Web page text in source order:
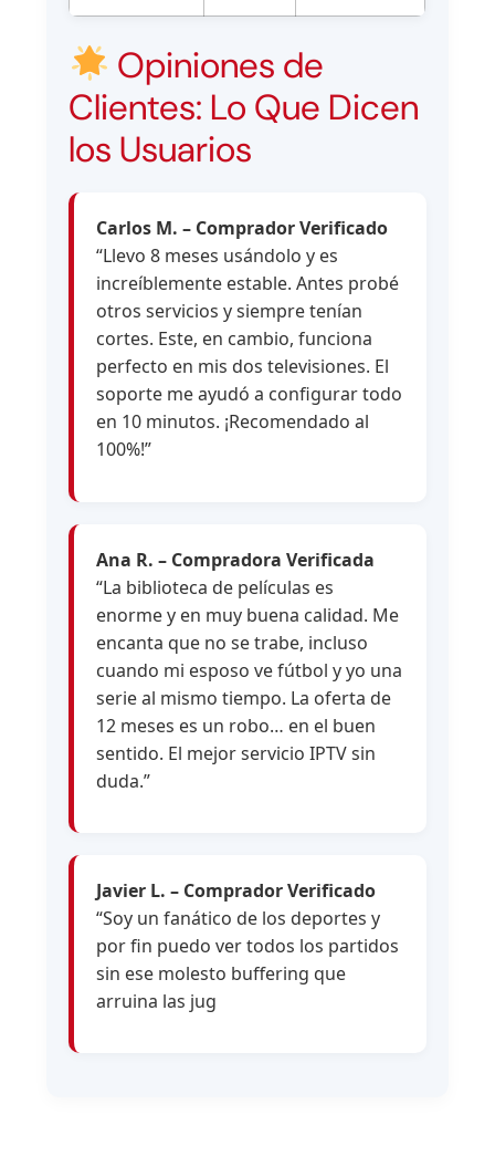
Opiniones de
Clientes: Lo Que Dicen
los Usuarios
Carlos M. – Comprador Verificado
“Llevo 8 meses usándolo y es
increíblemente estable. Antes probé
otros servicios y siempre tenían
cortes. Este, en cambio, funciona
perfecto en mis dos televisiones. El
soporte me ayudó a configurar todo
en 10 minutos. ¡Recomendado al
100%!”
Ana R. – Compradora Verificada
“La biblioteca de películas es
enorme y en muy buena calidad. Me
encanta que no se trabe, incluso
cuando mi esposo ve fútbol y yo una
serie al mismo tiempo. La oferta de
12 meses es un robo… en el buen
sentido. El mejor servicio IPTV sin
duda.”
Javier L. – Comprador Verificado
“Soy un fanático de los deportes y
por fin puedo ver todos los partidos
sin ese molesto buffering que
arruina las jug